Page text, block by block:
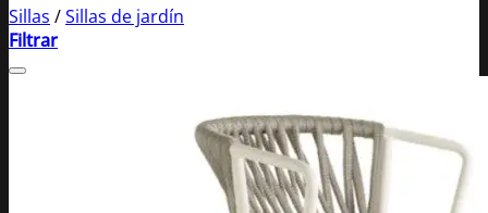
Sillas /Sillas de jardín
Filtrar